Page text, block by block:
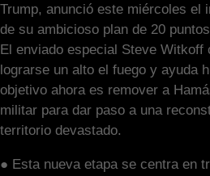
Trump, anunció este miércoles el
de su ambicioso plan de 20
El enviado especial Steve Witkoff
lograrse un alto el fuego y ayuda
objetivo ahora es remover a
militar para dar paso a una
territorio devastado.
● Esta nueva etapa se centra en